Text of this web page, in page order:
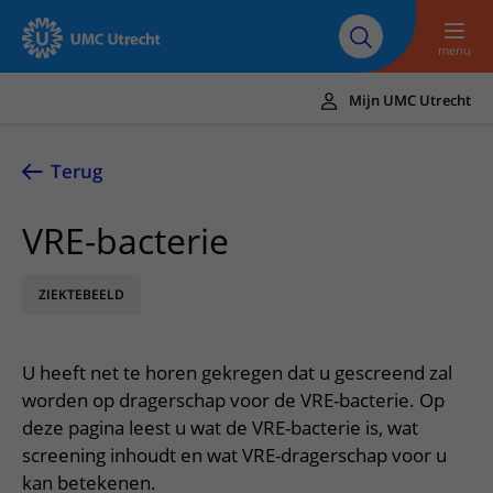
Naar hoofdinhoud
Over UMC
Utrecht
Research
Werken bij het UMC
Utrecht
menu
UMC Utrecht
Zorg en behandeling
Ziekten en aandoeningen
Poliklinieken
Verpleegafdelingen
Onze zorgverleners
Afspraak en opname
Bezoek aan de polikliniek
Opname in het ziekenhuis
Voorbereiding op uw afspraak
Op bezoek in het UMC Utrecht
Apotheek
Winkels en restaurants
Contact en route
Spoed
Contactgegevens
Verwijzers
Patiënt verwijzen
Mijn UMC Utrecht
Terug
VRE-bacterie
ZIEKTEBEELD
U heeft net te horen gekregen dat u gescreend zal
worden op dragerschap voor de VRE-bacterie. Op
deze pagina leest u wat de VRE-bacterie is, wat
screening inhoudt en wat VRE-dragerschap voor u
kan betekenen.